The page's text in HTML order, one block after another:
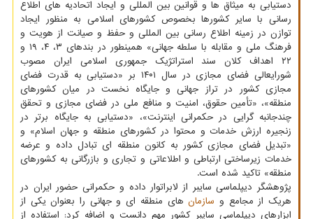
دستیابی به میثاق ها و قوانین بین المللی و ایجاد اتحادیه های اطلاع
رسانی با سایر کشورها بخصوص کشورهای اسلامی به منظور ایجاد
توازن در زمینه اطلاع رسانی بین المللی و حفظ و صیانت از هویت و
فرهنگ ملی و مقابله با سلطه جهانی» همینطور در بندهای ۳، ۴، ۱۹ و
۲۲ اهداف کلان سند استراتژیک جمهوری اسلامی ایران مصوب
شورایعالی فضای مجازی در سال ۱۴۰۱ بر «دستیابی به قدرت فضای
مجازی کشور در تراز جهانی و جایگاه نخست در میان کشورهای
منطقه»، «تأمین حقوق، امنیت و منافع ملی در فضای مجازی و تحقق
چندجانبه گرایی در حکمرانی اینترنت»، «دستیابی به جایگاه برتر در
زنجیره ارزش خدمات و محتوا در کشورهای منطقه و جهان اسلام» و
«تبدیل فضای مجازی کشور به کانون منطقه ای تبادل داده و عرضه
خدمات زیرساختی ارتباطی و اطلاعاتی و تجاری و بازرگانی به کشورهای
منطقه» تاکید شده است.
پژوهشگر دیپلماسی سایبر از لابراتوار داده و حکمرانی حضور ایران در
هریک از مجامع و سازمانهای منطقه ای و جهانی را بعنوان یکی از
ابزارهای دیپلماسی سایبر کشور مهم دانست و اضافه کرد: استفاده از